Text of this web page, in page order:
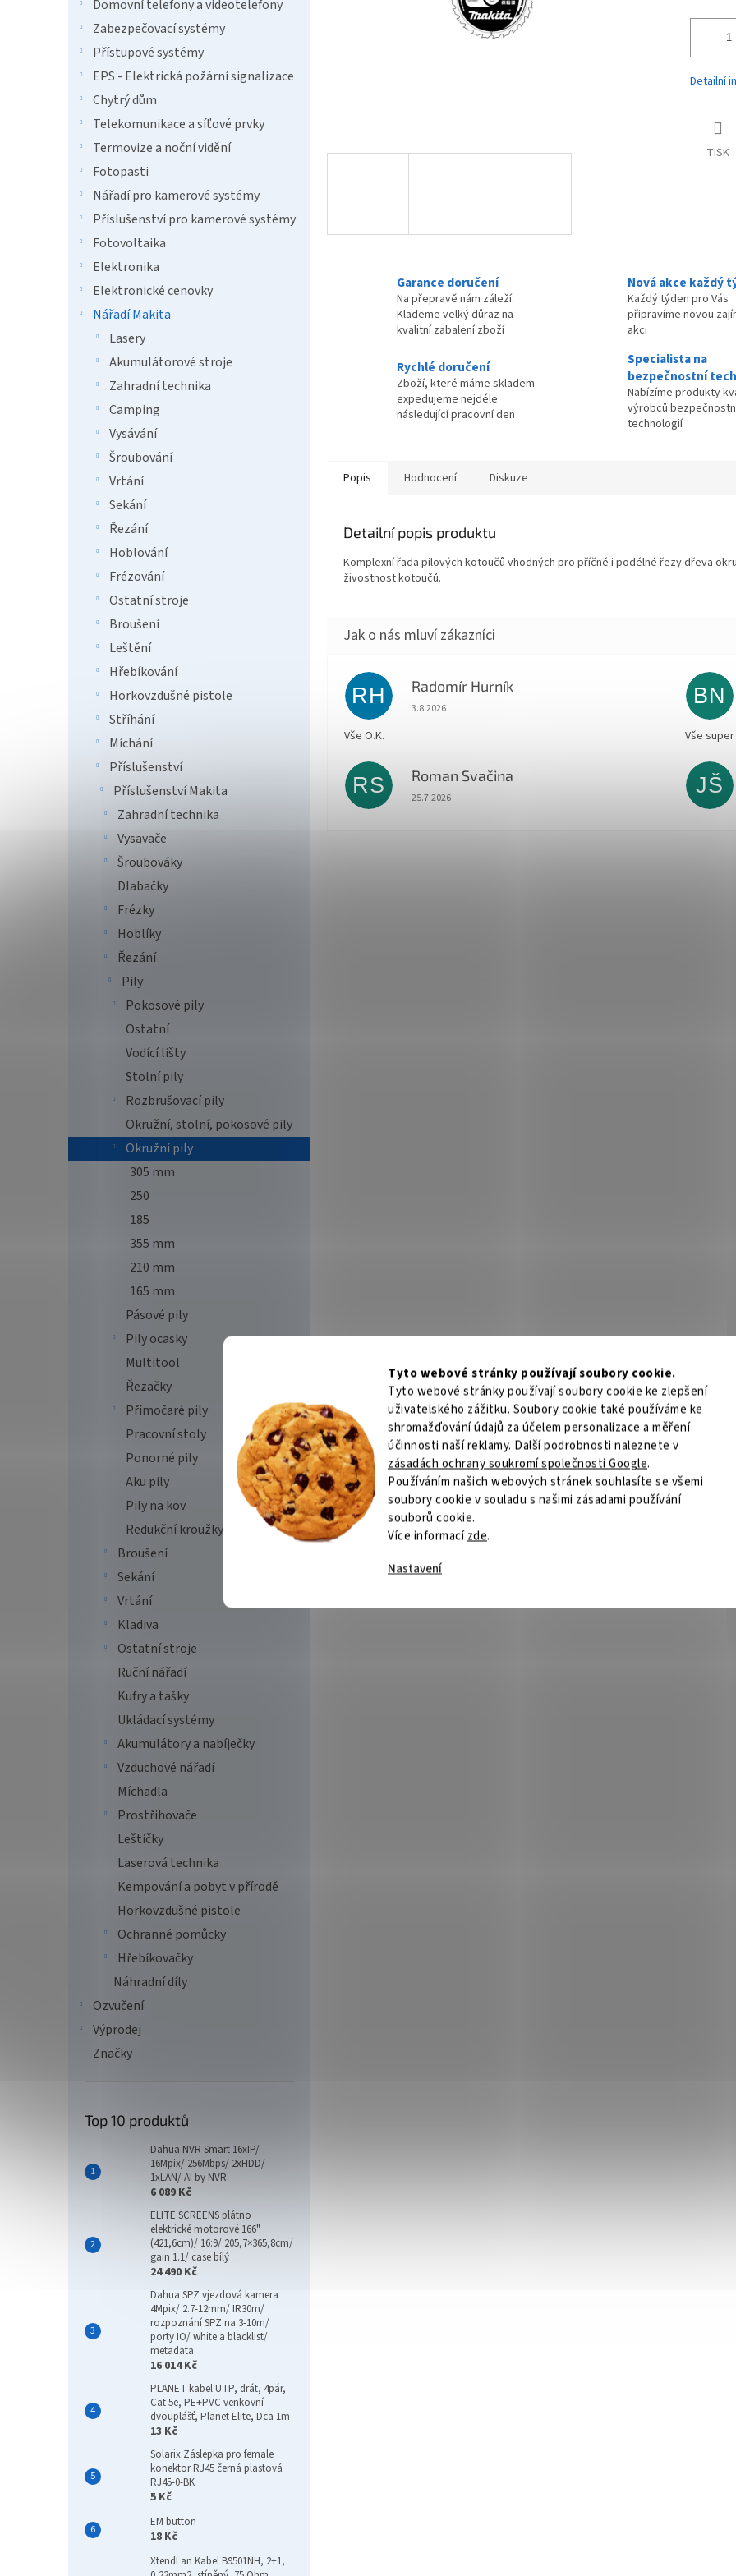
Tyto webové stránky používají soubory cookie.
Tyto webové stránky používají soubory cookie ke zlepšení
uživatelského zážitku. Soubory cookie také používáme ke
shromažďování údajů za účelem personalizace a měření
účinnosti naší reklamy. Další podrobnosti naleznete v
zásadách ochrany soukromí společnosti Google.
Používáním našich webových stránek souhlasíte se všemi
soubory cookie v souladu s našimi zásadami používání
souborů cookie.
Více informacízde.
Nastavení
Domovní telefony a videotelefony
Zabezpečovací systémy
Přístupové systémy
EPS - Elektrická požární signalizace
Chytrý dům
Telekomunikace a síťové prvky
Termovize a noční vidění
Fotopasti
Nářadí pro kamerové systémy
Příslušenství pro kamerové systémy
Fotovoltaika
Elektronika
Elektronické cenovky
Nářadí Makita
Lasery
Akumulátorové stroje
Zahradní technika
Camping
Vysávání
Šroubování
Vrtání
Sekání
Řezání
Hoblování
Frézování
Ostatní stroje
Broušení
Leštění
Hřebíkování
Horkovzdušné pistole
Stříhání
Míchání
Příslušenství
Příslušenství Makita
Zahradní technika
Vysavače
Šroubováky
Dlabačky
Frézky
Hoblíky
Řezání
Pily
Pokosové pily
Ostatní
Vodící lišty
Stolní pily
Rozbrušovací pily
Okružní, stolní, pokosové pily
Okružní pily
305 mm
250
185
355 mm
210 mm
165 mm
Pásové pily
Pily ocasky
Multitool
Řezačky
Přímočaré pily
Pracovní stoly
Ponorné pily
Aku pily
Pily na kov
Redukční kroužky
Broušení
Sekání
Vrtání
Kladiva
Ostatní stroje
Ruční nářadí
Kufry a tašky
Ukládací systémy
Akumulátory a nabíječky
Vzduchové nářadí
Míchadla
Prostřihovače
Leštičky
Laserová technika
Kempování a pobyt v přírodě
Horkovzdušné pistole
Ochranné pomůcky
Hřebíkovačky
Náhradní díly
Ozvučení
Výprodej
Značky
Top 10 produktů
Dahua NVR Smart 16xIP/
16Mpix/ 256Mbps/ 2xHDD/
1xLAN/ AI by NVR
6 089 Kč
ELITE SCREENS plátno
elektrické motorové 166"
(421,6cm)/ 16:9/ 205,7×365,8cm/
gain 1.1/ case bílý
24 490 Kč
Dahua SPZ vjezdová kamera
4Mpix/ 2.7-12mm/ IR30m/
rozpoznání SPZ na 3-10m/
porty IO/ white a blacklist/
metadata
16 014 Kč
PLANET kabel UTP, drát, 4pár,
Cat 5e, PE+PVC venkovní
dvouplášť, Planet Elite, Dca 1m
13 Kč
Solarix Záslepka pro female
konektor RJ45 černá plastová
RJ45-0-BK
5 Kč
EM button
18 Kč
XtendLan Kabel B9501NH, 2+1,
Detailní
TISK
Garance doručení
Na přepravě nám záleží.
Klademe velký důraz na
kvalitní zabalení zboží
Nová akce každý
Každý týden pro Vás
připravíme novou
akci
Rychlé doručení
Zboží, které máme skladem
expedujeme nejdéle
následující pracovní den
Specialista na
bezpečnostní
Nabízíme produkty
výrobců
technologií
Popis Hodnocení Diskuze
Detailní popis produktu
Komplexní řada pilových kotoučů vhodných pro příčné i podélné řezy dřeva
živostnost kotoučů.
RH Radomír Hurník
Hodnocení obchodu je 5 z 5 hvězdiček.
3.8.2026
Vše O.K.
BN
Vše
RS Roman Svačina
Hodnocení obchodu je 5 z 5 hvězdiček.
25.7.2026
JŠ